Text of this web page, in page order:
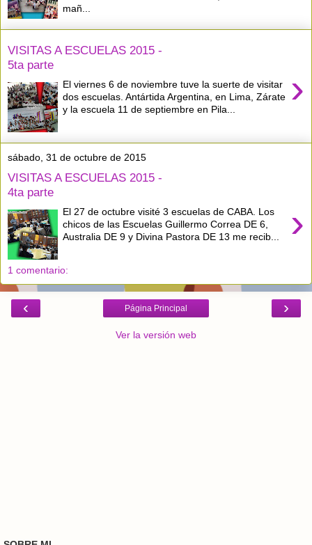
mañ...
VISITAS A ESCUELAS 2015 -
5ta parte
›
El viernes 6 de noviembre tuve la suerte de visitar
dos escuelas. Antártida Argentina, en Lima, Zárate
y la escuela 11 de septiembre en Pila...
sábado, 31 de octubre de 2015
VISITAS A ESCUELAS 2015 -
4ta parte
›
El 27 de octubre visité 3 escuelas de CABA. Los
chicos de las Escuelas Guillermo Correa DE 6,
Australia DE 9 y Divina Pastora DE 13 me recib...
1 comentario:
‹ ›
Página Principal
Ver la versión web